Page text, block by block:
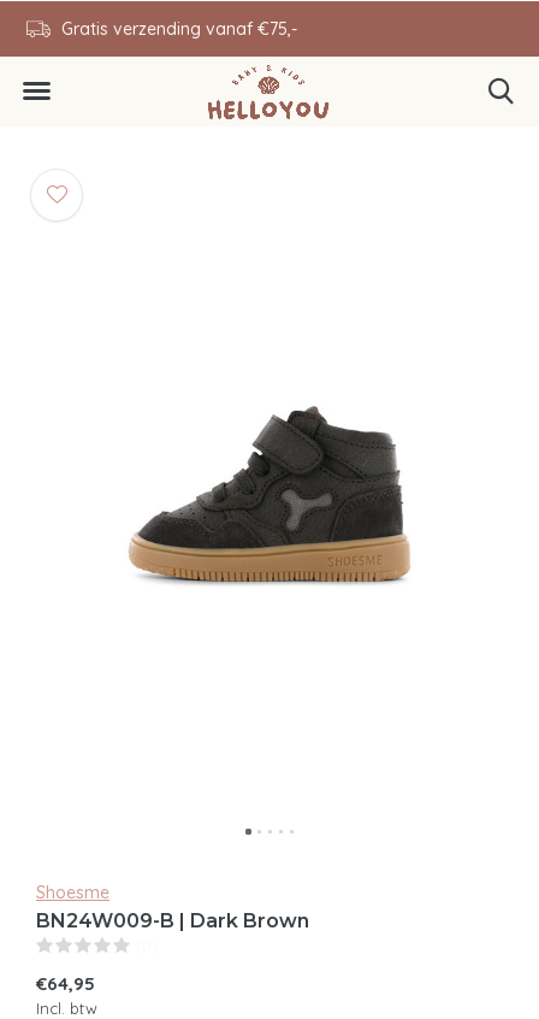
Gratis verzending vanaf €75,-
Shoesme
BN24W009-B | Dark Brown
€64,95
Incl. btw